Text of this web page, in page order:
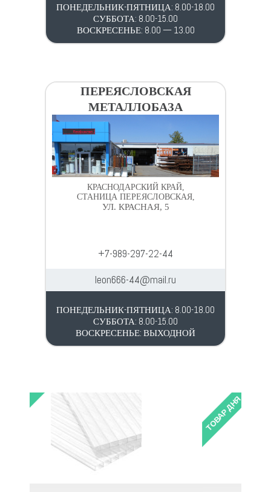
ПОНЕДЕЛЬНИК-ПЯТНИЦА: 8.00-18.00
СУББОТА: 8.00-15.00
ВОСКРЕСЕНЬЕ: 8.00 — 13.00
ПЕРЕЯСЛОВСКАЯ
МЕТАЛЛОБАЗА
КРАСНОДАРСКИЙ КРАЙ,
СТАНИЦА ПЕРЕЯСЛОВСКАЯ,
УЛ. КРАСНАЯ, 5
+7-989-297-22-44
leon666-44@mail.ru
ПОНЕДЕЛЬНИК-ПЯТНИЦА: 8.00-18.00
СУББОТА: 8.00-15.00
ВОСКРЕСЕНЬЕ: ВЫХОДНОЙ
ТОВАР ДНЯ